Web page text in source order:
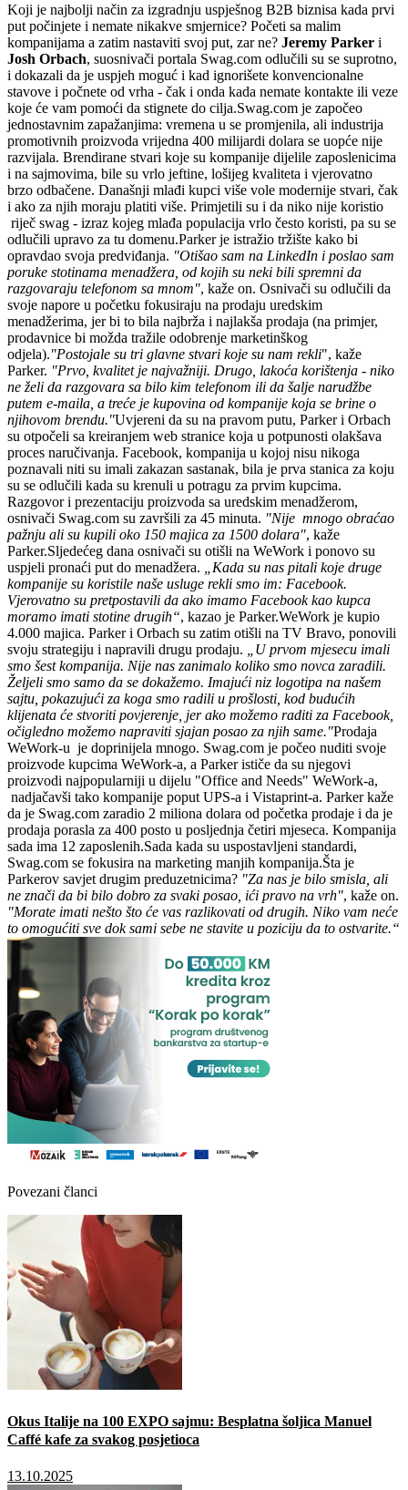
Koji je najbolji način za izgradnju uspješnog B2B biznisa kada prvi
put počinjete i nemate nikakve smjernice? Početi sa malim
kompanijama a zatim nastaviti svoj put, zar ne? Jeremy Parker i
Josh Orbach, suosnivači portala Swag.com odlučili su se suprotno,
i dokazali da je uspjeh moguć i kad ignorišete konvencionalne
stavove i počnete od vrha - čak i onda kada nemate kontakte ili veze
koje će vam pomoći da stignete do cilja.Swag.com je započeo
jednostavnim zapažanjima: vremena u se promjenila, ali industrija
promotivnih proizvoda vrijedna 400 milijardi dolara se uopće nije
razvijala. Brendirane stvari koje su kompanije dijelile zaposlenicima
i na sajmovima, bile su vrlo jeftine, lošijeg kvaliteta i vjerovatno
brzo odbačene. Današnji mlađi kupci više vole modernije stvari, čak
i ako za njih moraju platiti više. Primjetili su i da niko nije koristio
riječ swag - izraz kojeg mlađa populacija vrlo često koristi, pa su se
odlučili upravo za tu domenu.Parker je istražio tržište kako bi
opravdao svoja predviđanja. "Otišao sam na LinkedIn i poslao sam
poruke stotinama menadžera, od kojih su neki bili spremni da
razgovaraju telefonom sa mnom", kaže on. Osnivači su odlučili da
svoje napore u početku fokusiraju na prodaju uredskim
menadžerima, jer bi to bila najbrža i najlakša prodaja (na primjer,
prodavnice bi možda tražile odobrenje marketinškog
odjela)."Postojale su tri glavne stvari koje su nam rekli", kaže
Parker. "Prvo, kvalitet je najvažniji. Drugo, lakoća korištenja - niko
ne želi da razgovara sa bilo kim telefonom ili da šalje narudžbe
putem e-maila, a treće je kupovina od kompanije koja se brine o
njihovom brendu."Uvjereni da su na pravom putu, Parker i Orbach
su otpočeli sa kreiranjem web stranice koja u potpunosti olakšava
proces naručivanja. Facebook, kompanija u kojoj nisu nikoga
poznavali niti su imali zakazan sastanak, bila je prva stanica za koju
su se odlučili kada su krenuli u potragu za prvim kupcima.
Razgovor i prezentaciju proizvoda sa uredskim menadžerom,
osnivači Swag.com su završili za 45 minuta. "Nije mnogo obraćao
pažnju ali su kupili oko 150 majica za 1500 dolara", kaže
Parker.Sljedećeg dana osnivači su otišli na WeWork i ponovo su
uspjeli pronaći put do menadžera.
„Kada su nas pitali koje druge
kompanije su koristile naše usluge rekli smo im: Facebook.
Vjerovatno su pretpostavili da ako imamo Facebook kao kupca
moramo imati stotine drugih“, kazao je Parker.WeWork je kupio
4.000 majica. Parker i Orbach su zatim otišli na TV Bravo, ponovili
svoju strategiju i napravili drugu prodaju.
„U prvom mjesecu imali
smo šest kompanija. Nije nas zanimalo koliko smo novca zaradili.
Željeli smo samo da se dokažemo. Imajući niz logotipa na našem
sajtu, pokazujući za koga smo radili u prošlosti, kod budućih
klijenata će stvoriti povjerenje, jer ako možemo raditi za Facebook,
očigledno možemo napraviti sjajan posao za njih same."Prodaja
WeWork-u je doprinijela mnogo. Swag.com je počeo nuditi svoje
proizvode kupcima WeWork-a, a Parker ističe da su njegovi
proizvodi najpopularniji u dijelu "Office and Needs" WeWork-a,
nadjačavši tako kompanije poput UPS-a i Vistaprint-a. Parker kaže
da je Swag.com zaradio 2 miliona dolara od početka prodaje i da je
prodaja porasla za 400 posto u posljednja četiri mjeseca. Kompanija
sada ima 12 zaposlenih.Sada kada su uspostavljeni standardi,
Swag.com se fokusira na marketing manjih kompanija.Šta je
Parkerov savjet drugim preduzetnicima? "Za nas je bilo smisla, ali
ne znači da bi bilo dobro za svaki posao, ići pravo na vrh", kaže on.
"Morate imati nešto što će vas razlikovati od drugih. Niko vam neće
to omogućiti sve dok sami sebe ne stavite u poziciju da to ostvarite.“
Povezani članci
Okus Italije na 100 EXPO sajmu: Besplatna šoljica Manuel
Caffé kafe za svakog posjetioca
13.10.2025